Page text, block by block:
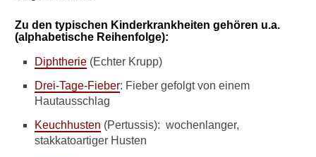
Zu den typischen Kinderkrankheiten gehören u.a.
(alphabetische Reihenfolge):
Diphtherie (Echter Krupp)
Drei-Tage-Fieber: Fieber gefolgt von einem
Hautausschlag
Keuchhusten (Pertussis): wochenlanger,
stakkatoartiger Husten
s
i
n
d
t
y
i
s